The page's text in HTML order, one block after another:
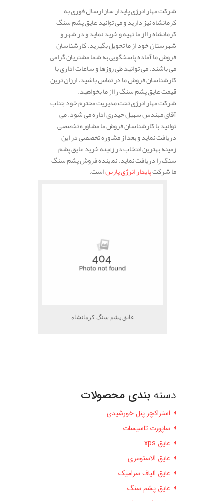
شرکت مهار انرژی پایدار ساز ارسال فوری به
کرمانشاه نیز دارید و می توانید عایق پشم سنگ
کرمانشاه را از ما تهیه و خرید نماید و در شهر و
شهرستان خود از ما تحویل بگیرید. کارشناسان
فروش ما آماده پاسخگویی به شما مشتریان گرامی
می باشند. می توانید طی روزها و ساعات اداری با
کارشناسان فروش ما در تماس باشید. ارزان ترین
قیمت عایق پشم سنگ را از ما بخواهید.
شرکت مهار انرژی تحت مدیریت محترم خود جناب
آقای مهندس سهیل حیدری اداره می شود. می
توانید با کارشناسان فروش ما مشاوره تخصصی
دریافت نماید و بعد از مشاوره تخصصی در این
زمینه بهترین انتخاب در زمینه خرید عایق پشم
سنگ را دریافت نماید. نماینده فروش پشم سنگ
ما شرکتپایدار انرژی پارساست.
عایق پشم سنگ کرمانشاه
دسته بندی محصولات
استراکچر پنل خورشیدی
ساپورت تاسیسات
عایق xps
عایق الاستومری
عایق الیاف سرامیک
عایق پشم سنگ